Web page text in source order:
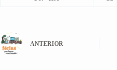
ANTERIOR